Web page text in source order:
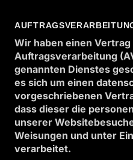
Wir haben einen
Auftragsverarbeitung
genannten Dienstes
es sich um einen
vorgeschriebenen
dass dieser die
unserer
Weisungen und unter
verarbeitet.